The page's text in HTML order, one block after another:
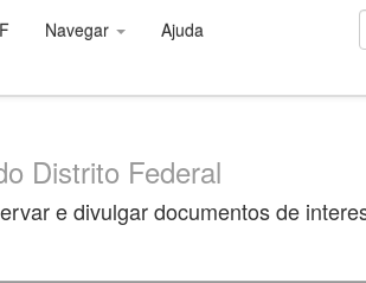
Navegar Ajuda
Distrito Federal
e divulgar documentos de